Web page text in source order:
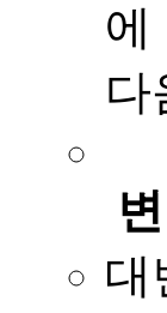
에
다
대